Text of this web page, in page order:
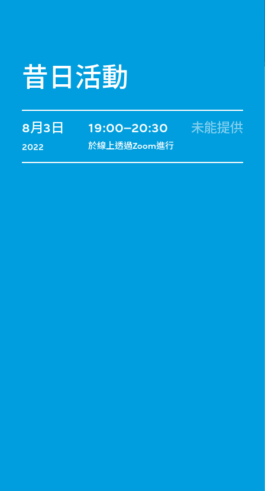
昔日活動
8月3日
2022
19:00–20:30 未能提供
於線上透過Zoom進行